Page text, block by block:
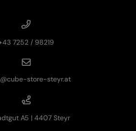
7252 / 98219
store-steyr.at
A5 | 4407 Steyr